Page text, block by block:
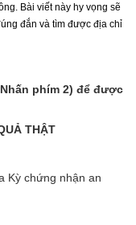
Bài viết này hy vọng sẽ
đắn và tìm được địa chỉ
phím 2) để được
THẬT
Kỳ chứng nhận an